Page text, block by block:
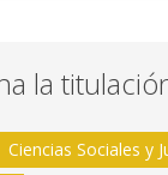
la
Ciencias Sociales y